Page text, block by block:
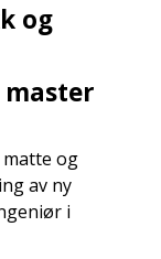
og
og
av ny
i